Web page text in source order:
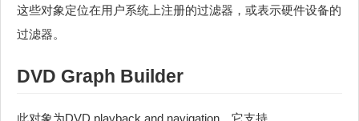
这些对象定位在用户系统上注册的过滤器，或表示硬件设备的
过滤器。
DVD Graph Builder
此对象为DVD playback and navigation。它支持